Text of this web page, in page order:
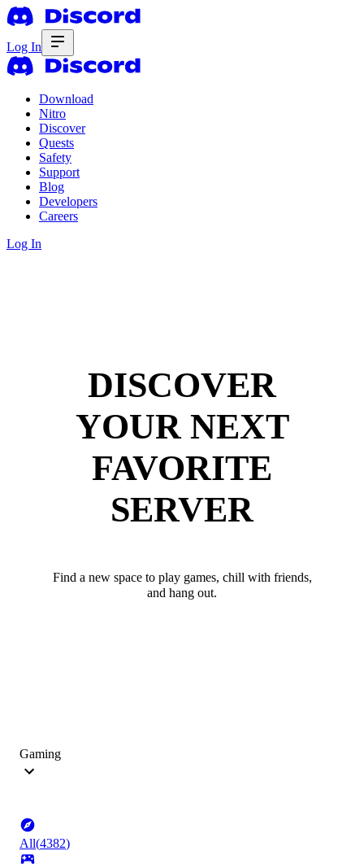
Log In
Download
Nitro
Discover
Quests
Safety
Support
Blog
Developers
Careers
Log In
DISCOVER
YOUR NEXT
FAVORITE
SERVER
Find a new space to play games, chill with friends,
and hang out.
Gaming
All(4382)